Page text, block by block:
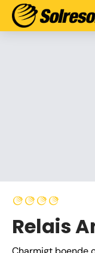
Relais